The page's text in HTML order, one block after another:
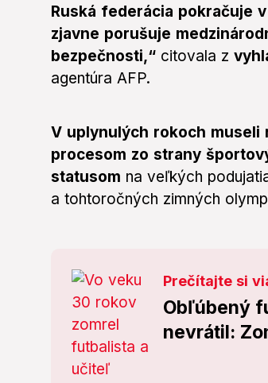
Ruská federácia pokračuje
zjavne porušuje
bezpečnosti,“ citovala z
agentúra AFP.
V uplynulých rokoch
procesom zo strany
statusom na veľkých
a tohtoročných zimných
Prečítajte si
Obľúbený
nevrátil: